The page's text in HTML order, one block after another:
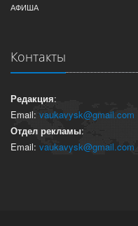
АФИША
Контакты
Редакция:
Email: vaukavysk@gmail.com
Отдел рекламы:
Email: vaukavysk@gmail.com